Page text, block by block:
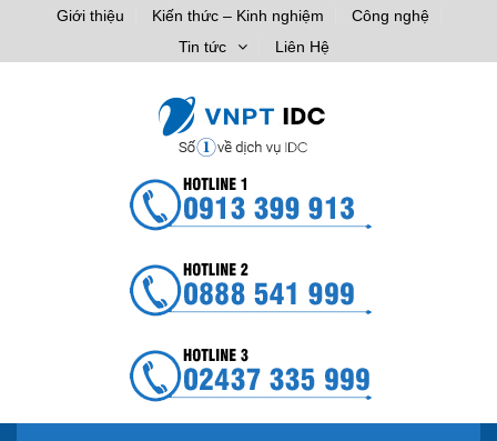
Giới thiệu Kiến thức – Kinh nghiệm
Công nghệ
Tin tức
Liên Hệ